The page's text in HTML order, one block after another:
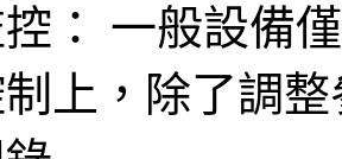
： 一般設備
上，除了調